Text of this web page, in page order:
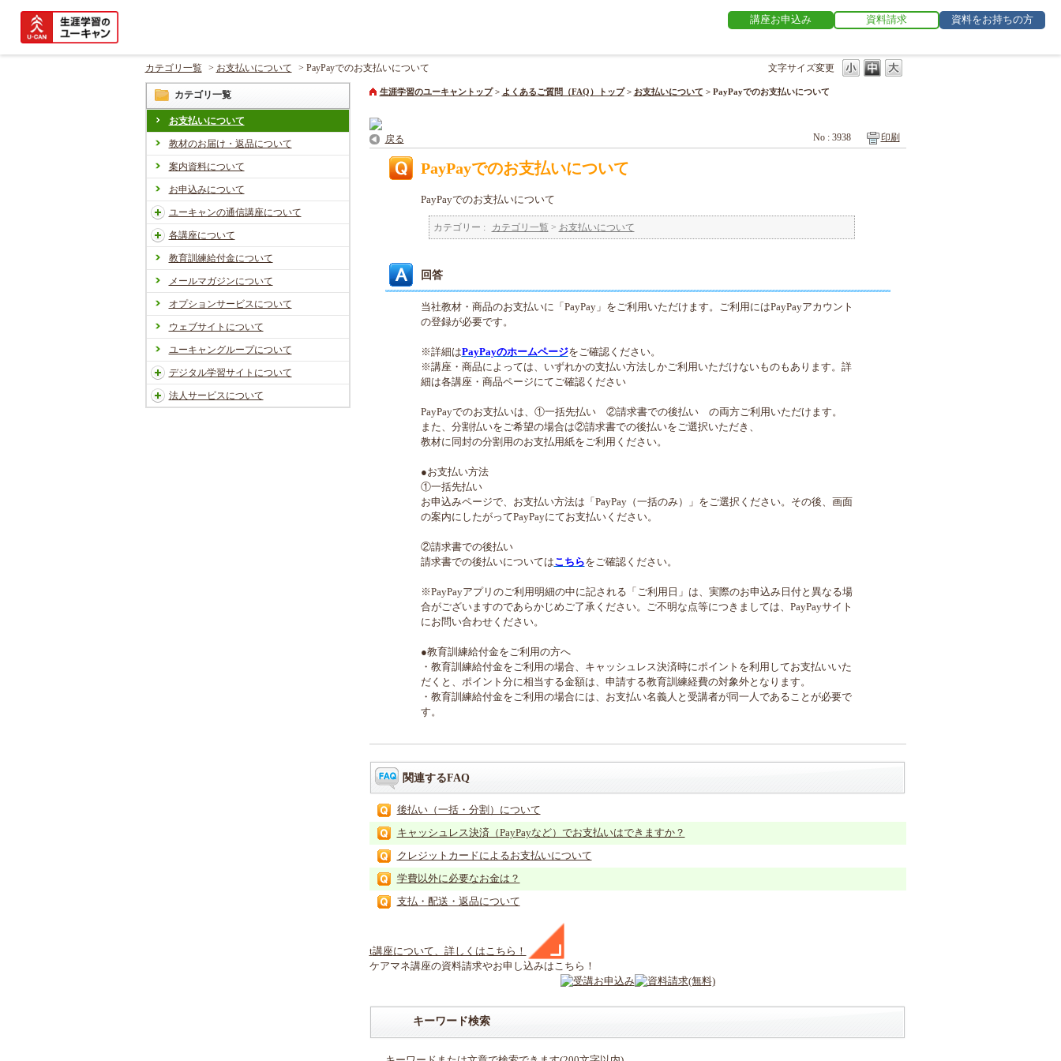
講座お申込み 資料請求 資料をお持ちの方
文字サイズ変更
カテゴリ一覧 > お支払いについて > PayPayでのお支払いについて
カテゴリ一覧
お支払いについて
教材のお届け・返品について
案内資料について
お申込みについて
ユーキャンの通信講座について
各講座について
教育訓練給付金について
メールマガジンについて
オプションサービスについて
ウェブサイトについて
ユーキャングループについて
デジタル学習サイトについて
法人サービスについて
生涯学習のユーキャントップ > よくあるご質問（FAQ）トップ > お支払いについて > PayPayでのお支払いについて
戻る No : 3938 印刷
PayPayでのお支払いについて
PayPayでのお支払いについて
カテゴリー : カテゴリ一覧 > お支払いについて
回答
当社教材・商品のお支払いに「PayPay」をご利用いただけます。ご利用にはPayPayアカウント
の登録が必要です。
※詳細はPayPayのホームページをご確認ください。
※講座・商品によっては、いずれかの支払い方法しかご利用いただけないものもあります。詳
細は各講座・商品ページにてご確認ください
PayPayでのお支払いは、①一括先払い ②請求書での後払い の両方ご利用いただけます。
また、分割払いをご希望の場合は②請求書での後払いをご選択いただき、
教材に同封の分割用のお支払用紙をご利用ください。
●お支払い方法
①一括先払い
お申込みページで、お支払い方法は「PayPay（一括のみ）」をご選択ください。その後、画面
の案内にしたがってPayPayにてお支払いください。
②請求書での後払い
請求書での後払いについてはこちらをご確認ください。
※PayPayアプリのご利用明細の中に記される「ご利用日」は、実際のお申込み日付と異なる場
合がございますのであらかじめご了承ください。ご不明な点等につきましては、PayPayサイト
にお問い合わせください。
●教育訓練給付金をご利用の方へ
・教育訓練給付金をご利用の場合、キャッシュレス決済時にポイントを利用してお支払いいた
だくと、ポイント分に相当する金額は、申請する教育訓練経費の対象外となります。
・教育訓練給付金をご利用の場合には、お支払い名義人と受講者が同一人であることが必要で
す。
関連するFAQ
後払い（一括・分割）について
キャッシュレス決済（PayPayなど）でお支払いはできますか？
クレジットカードによるお支払いについて
学費以外に必要なお金は？
支払・配送・返品について
t講座について、詳しくはこちら！
ケアマネ講座の資料請求やお申し込みはこちら！
キーワード検索